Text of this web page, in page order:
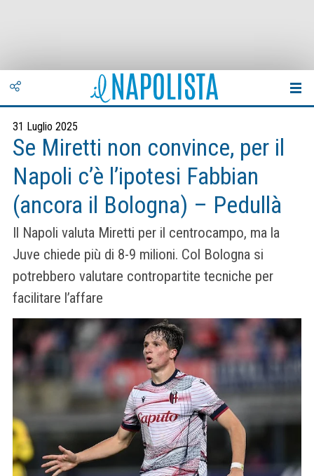
31 Luglio 2025
Se Miretti non convince, per il
Napoli c’è l’ipotesi Fabbian
(ancora il Bologna) – Pedullà
Il Napoli valuta Miretti per il centrocampo, ma la
Juve chiede più di 8-9 milioni. Col Bologna si
potrebbero valutare contropartite tecniche per
facilitare l’affare